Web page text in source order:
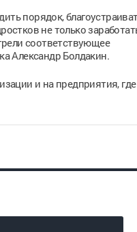
порядок,
не только
соответствующее
Александр Болдакин.
и на предприятия, где